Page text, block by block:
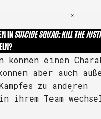
INSUICIDE SQUAD: KILL THE
können einen
aber auch
zu anderen
ihrem Team